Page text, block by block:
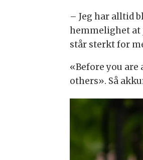
– Jeg har alltid
hemmelighet at
står sterkt for
«Before you are
others». Så